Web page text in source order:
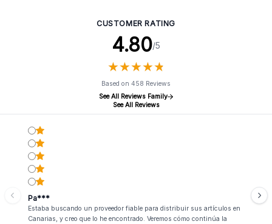
CUSTOMER RATING
4.80/5
★★★★★
★★★★★
Based on 458 Reviews
See All Reviews Family
See All Reviews
Pa***
Estaba buscando un proveedor fiable para distribuir sus artículos en
Canarias, y creo que lo he encontrado. Veremos cómo continúa la